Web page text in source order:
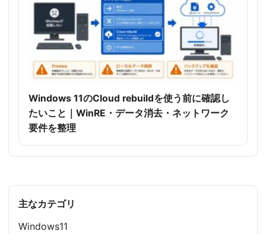
Windows 11のCloud rebuildを使う前に確認し
たいこと｜WinRE・データ消去・ネットワーク
要件を整理
主なカテゴリ
Windows11